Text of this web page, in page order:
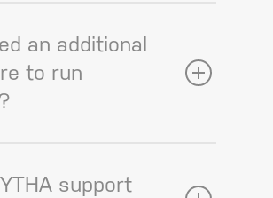
an additional
to run
support